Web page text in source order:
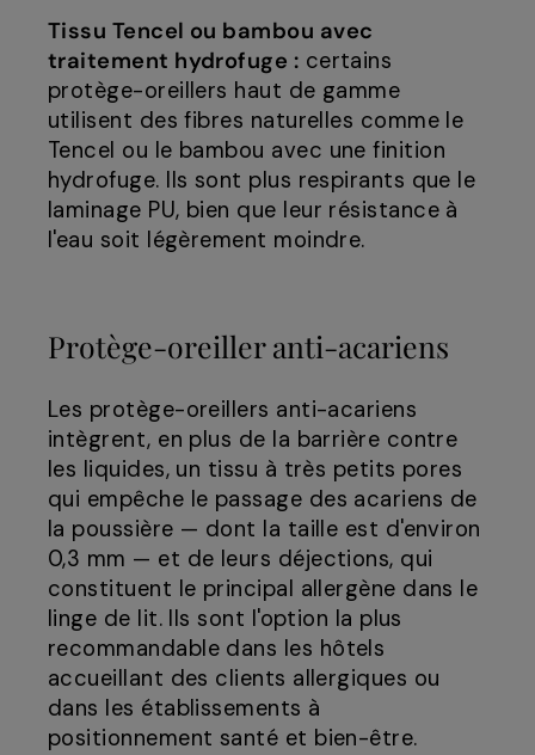
Tissu Tencel ou bambou avec
traitement hydrofuge : certains
protège-oreillers haut de gamme
utilisent des fibres naturelles comme le
Tencel ou le bambou avec une finition
hydrofuge. Ils sont plus respirants que le
laminage PU, bien que leur résistance à
l'eau soit légèrement moindre.
Protège-oreiller anti-acariens
Les protège-oreillers anti-acariens
intègrent, en plus de la barrière contre
les liquides, un tissu à très petits pores
qui empêche le passage des acariens de
la poussière — dont la taille est d'environ
0,3 mm — et de leurs déjections, qui
constituent le principal allergène dans le
linge de lit. Ils sont l'option la plus
recommandable dans les hôtels
accueillant des clients allergiques ou
dans les établissements à
positionnement santé et bien-être.